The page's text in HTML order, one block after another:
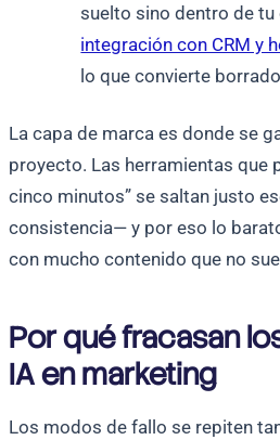
suelto sino dentro de tu
integración con CRM y
lo que convierte
La capa de marca es donde se
proyecto. Las herramientas que
cinco minutos” se saltan justo
consistencia— y por eso lo
con mucho contenido que no
Por qué fracasan
IA en marketing
Los modos de fallo se repiten